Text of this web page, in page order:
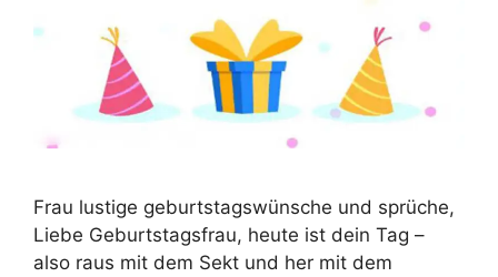
Frau lustige geburtstagswünsche und sprüche,
Liebe Geburtstagsfrau, heute ist dein Tag –
also raus mit dem Sekt und her mit dem